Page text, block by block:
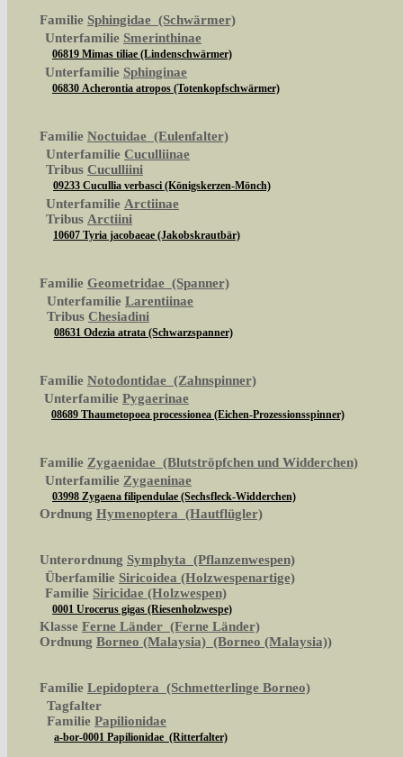
Familie Sphingidae (Schwärmer)
Unterfamilie Smerinthinae
06819 Mimas tiliae (Lindenschwärmer)
Unterfamilie Sphinginae
06830 Acherontia atropos (Totenkopfschwärmer)
Familie Noctuidae (Eulenfalter)
Unterfamilie Cuculliinae
Tribus Cuculliini
09233 Cucullia verbasci (Königskerzen-Mönch)
Unterfamilie Arctiinae
Tribus Arctiini
10607 Tyria jacobaeae (Jakobskrautbär)
Familie Geometridae (Spanner)
Unterfamilie Larentiinae
Tribus Chesiadini
08631 Odezia atrata (Schwarzspanner)
Familie Notodontidae (Zahnspinner)
Unterfamilie Pygaerinae
08689 Thaumetopoea processionea (Eichen-Prozessionsspinner)
Familie Zygaenidae (Blutströpfchen und Widderchen)
Unterfamilie Zygaeninae
03998 Zygaena filipendulae (Sechsfleck-Widderchen)
Ordnung Hymenoptera (Hautflügler)
Unterordnung Symphyta (Pflanzenwespen)
Überfamilie Siricoidea (Holzwespenartige)
Familie Siricidae (Holzwespen)
0001 Urocerus gigas (Riesenholzwespe)
Klasse Ferne Länder (Ferne Länder)
Ordnung Borneo (Malaysia) (Borneo (Malaysia))
Familie Lepidoptera (Schmetterlinge Borneo)
Tagfalter
Familie Papilionidae
a-bor-0001 Papilionidae (Ritterfalter)